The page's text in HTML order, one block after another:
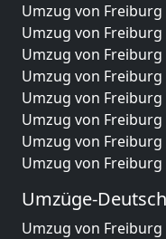
Umzug von
Umzug von
Umzug von
Umzug von
Umzug von
Umzug von
Umzug von
Umzug von
Umzüge-
Umzug von